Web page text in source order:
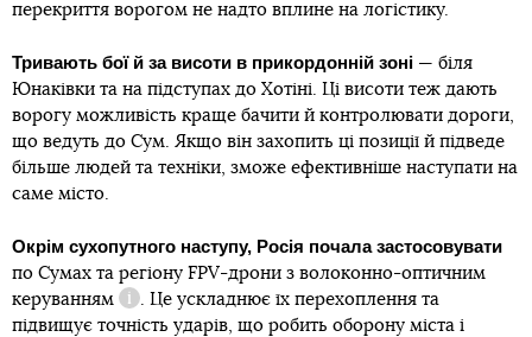
перекриття ворогом не надто вплине на логістику.
Тривають бої й за висоти в прикордонній зоні — біля
Юнаківки та на підступах до Хотіні. Ці висоти теж дають
ворогу можливість краще бачити й контролювати дороги,
що ведуть до Сум. Якщо він захопить ці позиції й підведе
більше людей та техніки, зможе ефективніше наступати на
саме місто.
Окрім сухопутного наступу, Росія почала застосовувати
по Сумах та регіону FPV-дрони з волоконно-оптичним
керуванням
Довідка
. Це ускладнює їх перехоплення та
підвищує точність ударів, що робить оборону міста і